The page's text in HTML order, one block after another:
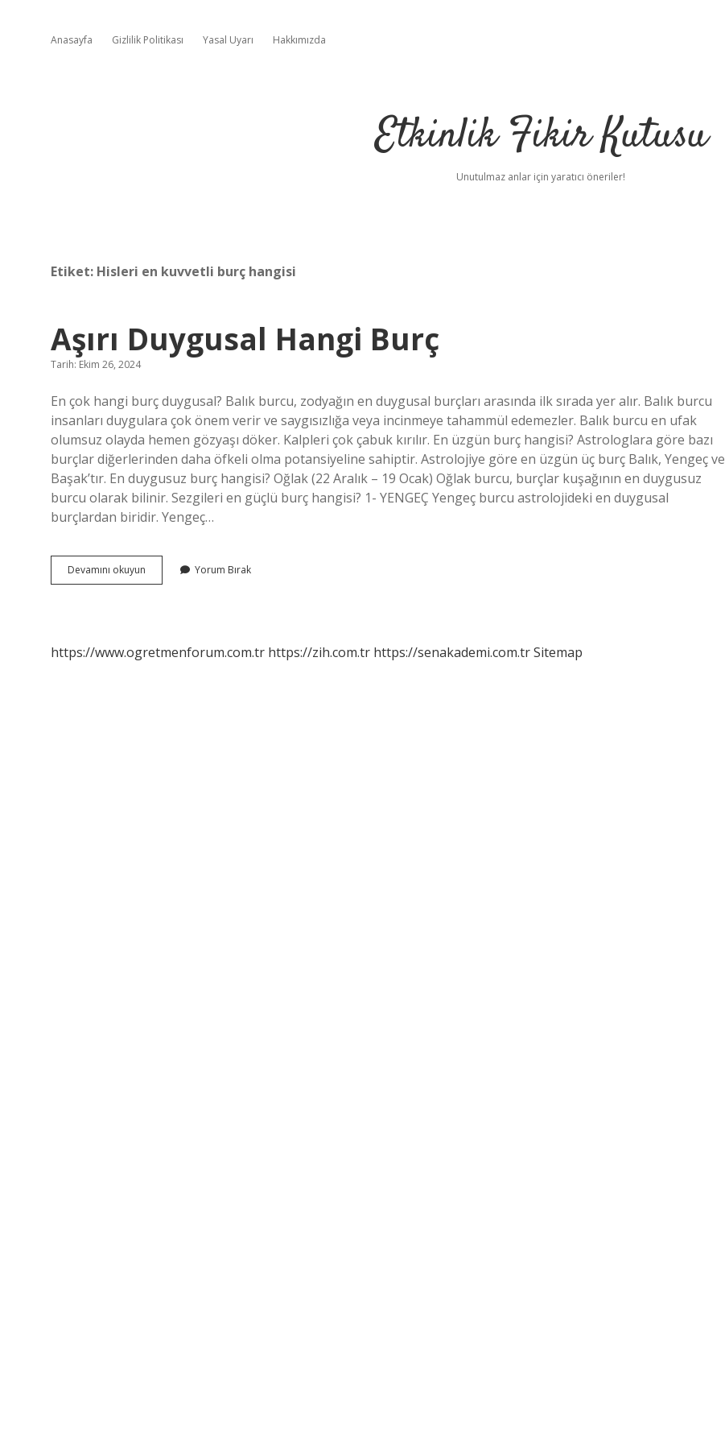
Anasayfa Gizlilik Politikası Yasal Uyarı Hakkımızda
Etkinlik Fikir Kutusu
Unutulmaz anlar için yaratıcı öneriler!
Etiket: Hisleri en kuvvetli burç hangisi
Aşırı Duygusal Hangi Burç
Tarih: Ekim 26, 2024
En çok hangi burç duygusal? Balık burcu, zodyağın en duygusal burçları arasında ilk sırada yer alır. Balık burcu
insanları duygulara çok önem verir ve saygısızlığa veya incinmeye tahammül edemezler. Balık burcu en ufak
olumsuz olayda hemen gözyaşı döker. Kalpleri çok çabuk kırılır. En üzgün burç hangisi? Astrologlara göre bazı
burçlar diğerlerinden daha öfkeli olma potansiyeline sahiptir. Astrolojiye göre en üzgün üç burç Balık, Yengeç ve
Başak’tır. En duygusuz burç hangisi? Oğlak (22 Aralık – 19 Ocak) Oğlak burcu, burçlar kuşağının en duygusuz
burcu olarak bilinir. Sezgileri en güçlü burç hangisi? 1- YENGEÇ Yengeç burcu astrolojideki en duygusal
burçlardan biridir. Yengeç…
Devamını okuyun
Duygusal
Yorum Bırak
https://www.ogretmenforum.com.tr https://zih.com.tr https://senakademi.com.trSitemap